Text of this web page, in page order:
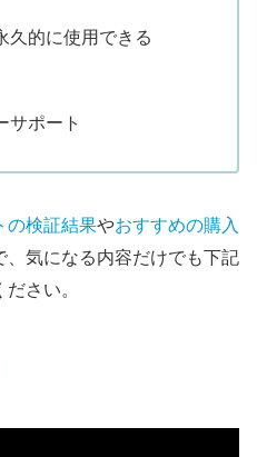
久的に使用できる
サポート
の検証結果やおすすめの購入
、気になる内容だけでも下記
さい。